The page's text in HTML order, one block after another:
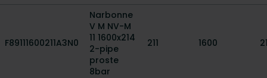
F89111600211A3N0
Narbonne
V M NV-M
11 1600x214
2-pipe
proste
8bar
211 1600